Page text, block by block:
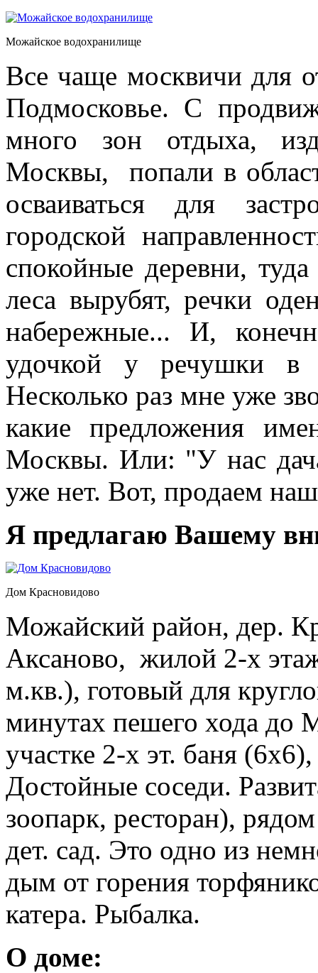
Можайское водохранилище
Все чаще москвичи для
Подмосковье. С
много зон отдыха,
Москвы, попали в
осваиваться для
городской
спокойные деревни,
леса вырубят, речки
набережные... И,
удочкой у речушки в
Несколько раз мне уже
какие предложения
Москвы. Или: "У нас
уже нет. Вот, продаем
Я предлагаю Вашему
Дом Красновидово
Можайский район, дер.
Аксаново, жилой 2-х
м.кв.), готовый для
минутах пешего хода до
участке 2-х эт. баня
Достойные соседи.
зоопарк, ресторан),
дет. сад. Это одно из
дым от горения
катера. Рыбалка.
О доме: